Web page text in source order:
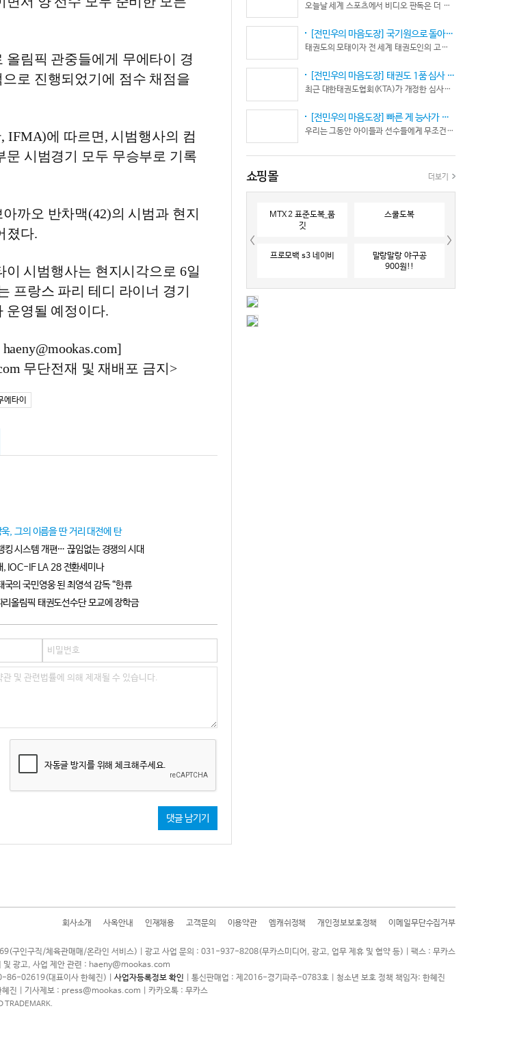
림픽 관중들에게 무에타이 경
로 진행되었기에 점수 채점을
IFMA)에 따르면, 시범행사의 컴
문 시범경기 모두 무승부로 기록
까오 반차맥(42)의 시범과 현지
졌다.
이 시범행사는 현지시각으로 6일
프랑스 파리 테디 라이너 경기
운영될 예정이다.
무단전재 및 재배포 금지>
에타이
, 그의 이름을 딴 거리 대전에 탄
킹 시스템 개편… 끊임없는 경쟁의 시대
, IOC-IF LA 28 전환세미나
국의 국민영웅 된 최영석 감독 “한류
리올림픽 태권도선수단 모교에 장학금
자동글 방지를 위해 체크해주세요.
댓글 남기기
좋게만 보지 말고 잘하는 건 잘한다고 인정해주고
못하는 건 고치도록 해주셔야지어떠한 글인지 파악
도 못하고 일방적으로 나쁘게 표현하는 글은 보기가
좋지 않습니다.
오늘날 세계 스포츠에서 비디오 판독은 더 이상 선택이 아니다. 선수의 땀과 노력, 경기 결과의 공정성을 지키기 위한 최소한의 안전장치이자 국제 스포츠의 보편적인 기준이 됐다.
[전민우의 마음도장] 국기원으로 돌아온 한마당… 그 안에서 마주하는 '도장(道場)의 본질’
태권도의 모태이자 전 세계 태권도인의 고향, 국기원 도장 위에 다시 뜨거운 기합 소리가 웅장하게 울려 퍼질 예정이다. 오랜만에 국기원에서 펼쳐지는 이번 세계태권도한마당은 단순한 대회 개최를 넘어 국경과 인종, 세대를 넘어 하나의 마음으로 모인 전 세계 태권도인들의 가슴속에 묵직한 설렘과 숭고한 감회를 불러일으킨다.
[전민우의 마음도장] 태권도 1품 심사 완화... 문턱은 낮아졌지만, 계단은 더욱 가팔라졌다!
최근 대한태권도협회(KTA)가 개정한 심사시행 규정이 도장가에 화두를 던지고 있다. 저연령 1품(단) 심사 시 지정 품새의 추첨 범위와 시기를 완화해 각 시도협회가 사실상 태극 1장부터 5장까지로 지정을 축소할 수 있는 제도적 근거를 마련했다.
[전민우의 마음도장] 빠른 게 능사가 아니다… 엘리트 선수의 '기다림'
우리는 그동안 아이들과 선수들에게 무조건 “빨리 반응하라”고 다그치기만 했던 것은 아닐까? 진정한 탁월함은 단순히 근육의 수축 속도가 빠른 데서 오지 않는다. 복잡하고 긴박한 1대 1 격투 상황 속에서 ‘언제 멈추고, 언제 폭발할 것인가’를 통제하는 타이밍 조절 능력과 상황 인식(Situational Awareness)에서 온다.
쇼핑몰 더보기
MTX 2 표준도복_품
깃
스쿨도복
프로모백 s3 네이비
말랑말랑 야구공
900원!!
회사소개 사옥안내 인재채용 고객문의 이용약관 엠캐쉬정책 개인정보보호정책 이메일무단수집거부
구인구직/체육관매매/온라인 서비스) | 광고 사업 문의 : 031-937-8208(무카스미디어, 광고, 업무 제휴 및 협약 등) | 팩스 : 무카스
광고, 사업 제안 관련 : haeny@mookas.com
86-02619(대표이사 한혜진) | 사업자등록정보 확인 | 통신판매업 : 제2016-경기파주-0783호 | 청소년 보호 정책 책임자: 한혜진
진 | 기사제보 : press@mookas.com | 카카오톡 : 무카스
TRADEMARK.